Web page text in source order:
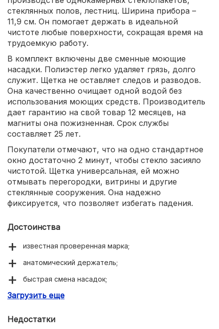
стеклянных полов, лестниц. Ширина прибора –
11,9 см. Он помогает держать в идеальной
чистоте любые поверхности, сокращая время на
трудоемкую работу.
В комплект включены две сменные моющие
насадки. Полиэстер легко удаляет грязь, долго
служит. Щетка не оставляет следов и разводов.
Она качественно очищает одной водой без
использования моющих средств. Производитель
дает гарантию на свой товар 12 месяцев, на
магниты она пожизненная. Срок службы
составляет 25 лет.
Покупатели отмечают, что на одно стандартное
окно достаточно 2 минут, чтобы стекло засияло
чистотой. Щетка универсальная, ей можно
отмывать перегородки, витрины и другие
стеклянные сооружения. Она надежно
фиксируется, что позволяет избегать падения.
Достоинства
известная проверенная марка;
анатомический держатель;
быстрая смена насадок;
прочные безвредные материалы.
Загрузить еще
Недостатки